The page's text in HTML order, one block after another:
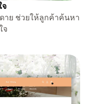
าย ช่วยให้ลูกค้าค้นหา
จ